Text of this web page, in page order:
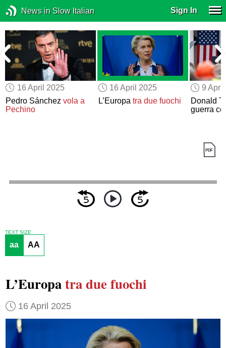
News in Slow Italian Sign In
16 April 2025
Pedro Sánchezvola a
Pechino
16 April 2025
L’Europa tra due fuochi
9
Donald
guerra
TEXT SIZE
aa AA
L’Europatra due fuochi
16 April 2025